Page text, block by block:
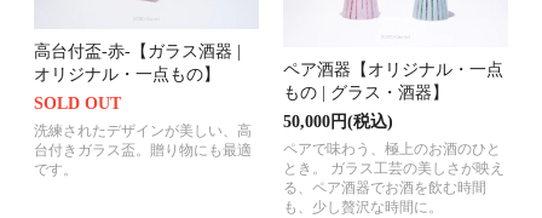
高台付盃-赤-【ガラス酒器 |
オリジナル・一点もの】
SOLD OUT
洗練されたデザインが美しい、高
台付きガラス盃。贈り物にも最適
です。
ペア酒器【オリジナル・一点
もの | グラス・酒器】
50,000円(税込)
ペアで味わう、極上のお酒のひと
とき。 ガラス工芸の美しさが映え
る、ペア酒器でお酒を飲む時間
も、少し贅沢な時間に。